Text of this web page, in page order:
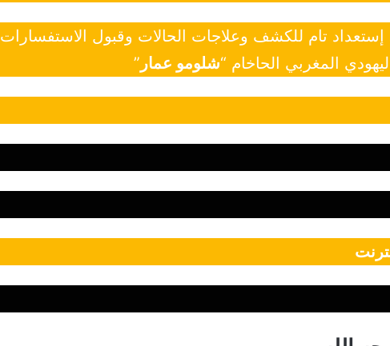
إستعداد تام للكشف وعلاجات الحالات وقبول الاستفسارات
المغربي الحاخام “شلومو عمار ”